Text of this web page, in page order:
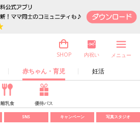
赤ちゃん・育児 妊活
SHOP 内祝い メニュー
離乳食 優待パス
SNS キャンペーン 写真スタジオ